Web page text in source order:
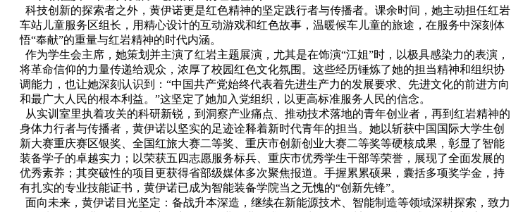
科技创新的探索者之外，黄伊诺更是红色精神的坚定践行者与传播者。课余时间，她主动担任红岩
车站儿童服务区组长，用精心设计的互动游戏和红色故事，温暖候车儿童的旅途，在服务中深刻体
悟“奉献”的重量与红岩精神的时代内涵。
作为学生会主席，她策划并主演了红岩主题展演，尤其是在饰演“江姐”时，以极具感染力的表演，
将革命信仰的力量传递给观众，浓厚了校园红色文化氛围。这些经历锤炼了她的担当精神和组织协
调能力，也让她深刻认识到：“中国共产党始终代表着先进生产力的发展要求、先进文化的前进方向
和最广大人民的根本利益。”这坚定了她加入党组织，以更高标准服务人民的信念。
从实训室里执着攻关的科研新锐，到洞察产业痛点、推动技术落地的青年创业者，再到红岩精神的
身体力行者与传播者，黄伊诺以坚实的足迹诠释着新时代青年的担当。她以斩获中国国际大学生创
新大赛重庆赛区银奖、全国红旅大赛二等奖、重庆市创新创业大赛二等奖等硬核成果，彰显了智能
装备学子的卓越实力；以荣获五四志愿服务标兵、重庆市优秀学生干部等荣誉，展现了全面发展的
优秀素养；其突破性的项目更获得省部级媒体多次聚焦报道。手握累累硕果，囊括多项奖学金，持
有扎实的专业技能证书，黄伊诺已成为智能装备学院当之无愧的“创新先锋”。
面向未来，黄伊诺目光坚定：备战升本深造，继续在新能源技术、智能制造等领域深耕探索，致力